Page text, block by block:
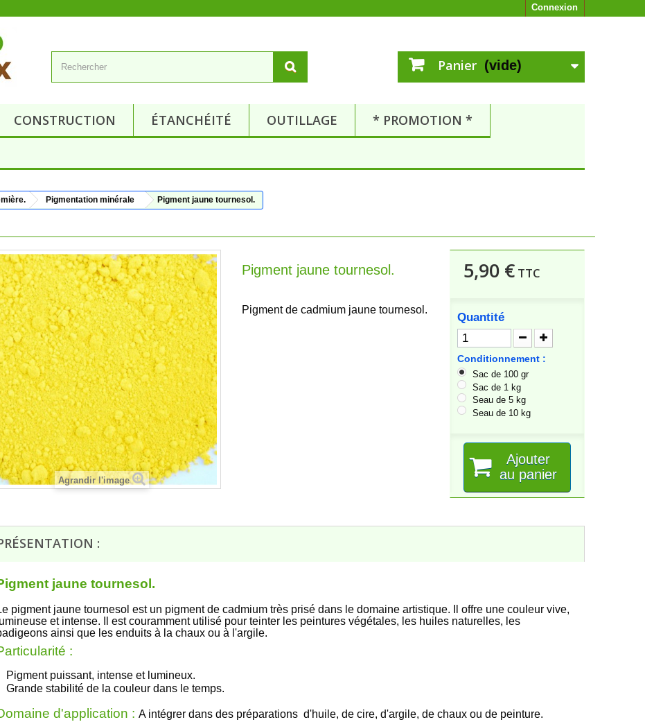
Connexion
Panier (vide)
CONSTRUCTION ÉTANCHÉITÉ OUTILLAGE
* PROMOTION *
Pigmentation minérale Pigment jaune tournesol.
Agrandir l'image
Pigment jaune tournesol.
Pigment de cadmium jaune tournesol.
5,90 €TTC
Quantité
Conditionnement :
Sac de 100 gr
Sac de 1 kg
Seau de 5 kg
Seau de 10 kg
Ajouter
au panier
:
jaune tournesol.
pigment jaune tournesol est un pigment de cadmium très prisé dans le domaine artistique. Il offre une couleur vive,
lumineuse et intense. Il est couramment utilisé pour teinter les peintures végétales, les huiles naturelles, les
ainsi que les enduits à la chaux ou à l'argile.
:
Pigment puissant, intense et lumineux.
Grande stabilité de la couleur dans le temps.
d'application : A intégrer dans des préparations d'huile, de cire, d'argile, de chaux ou de peinture.